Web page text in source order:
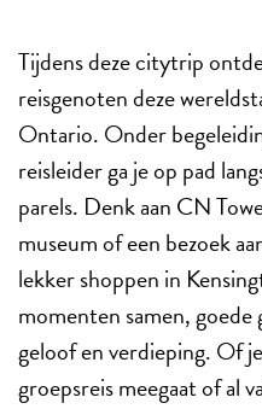
Tijdens deze citytrip
reisgenoten deze
Ontario. Onder
reisleider ga je op pad
parels. Denk aan CN
museum of een bezoek
lekker shoppen in
momenten samen,
geloof en verdieping. Of
groepsreis meegaat of al